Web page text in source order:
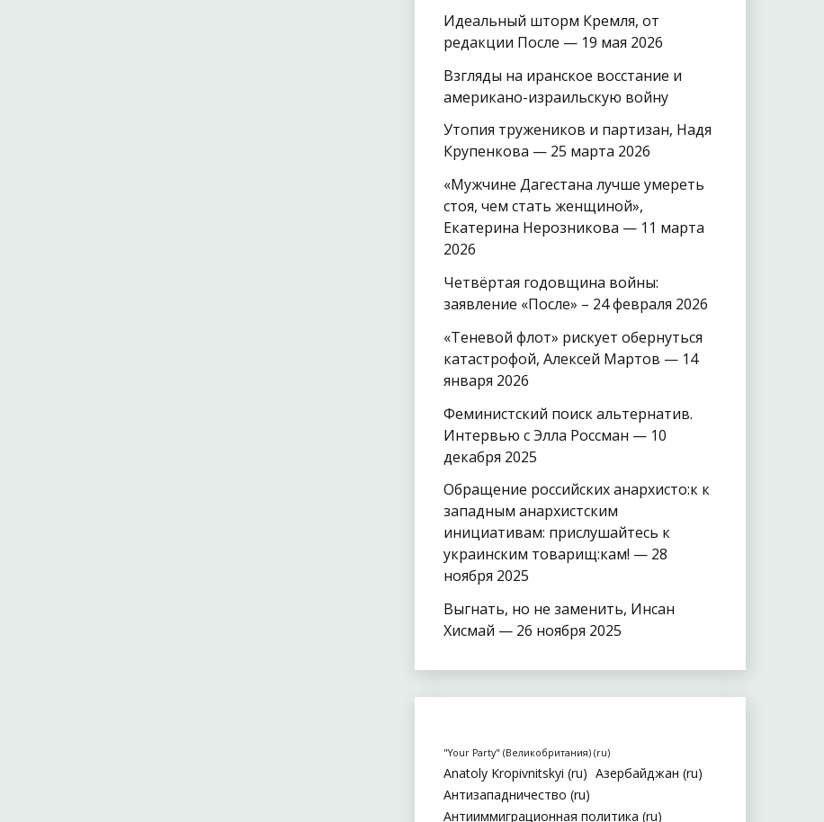
Идеальный шторм Кремля, от
редакции После — 19 мая 2026
Взгляды на иранское восстание и
американо-израильскую войну
Утопия тружеников и партизан, Надя
Крупенкова — 25 марта 2026
«Мужчине Дагестана лучше умереть
стоя, чем стать женщиной»,
Екатерина Нерозникова — 11 марта
2026
Четвёртая годовщина войны:
заявление «После» – 24 февраля 2026
«Теневой флот» рискует обернуться
катастрофой, Алексей Мартов — 14
января 2026
Феминистский поиск альтернатив.
Интервью с Элла Россман — 10
декабря 2025
Обращение российских анархисто:к к
западным анархистским
инициативам: прислушайтесь к
украинским товарищ:кам! — 28
ноября 2025
Выгнать, но не заменить, Инсан
Хисмай — 26 ноября 2025
"Your Party" (Великобритания) (ru)
Anatoly Kropivnitskyi (ru) Азербайджан (ru)
Антизападничество (ru)
Антииммиграционная политика (ru)